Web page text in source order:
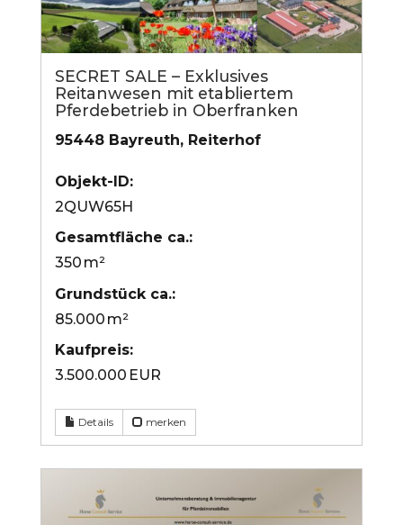
SECRET SALE – Exklusives
Reitanwesen mit etabliertem
Pferdebetrieb in Oberfranken
95448 Bayreuth, Reiterhof
Objekt-ID:
2QUW65H
Gesamtfläche ca.:
350 m²
Grund­stück ca.:
85.000 m²
Kaufpreis:
3.500.000 EUR
Details merken